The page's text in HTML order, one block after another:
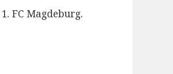
FC Magdeburg.